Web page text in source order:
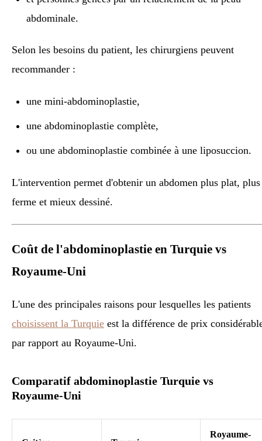
abdominale.
Selon les besoins du patient, les chirurgiens peuvent
recommander :
une mini-abdominoplastie,
une abdominoplastie complète,
ou une abdominoplastie combinée à une liposuccion.
L'intervention permet d'obtenir un abdomen plus plat, plus
ferme et mieux dessiné.
Coût de l'abdominoplastie en Turquie vs
Royaume-Uni
L'une des principales raisons pour lesquelles les patients
choisissent la Turquie est la différence de prix
par rapport au Royaume-Uni.
Comparatif abdominoplastie Turquie vs
Royaume-Uni
Royaume-